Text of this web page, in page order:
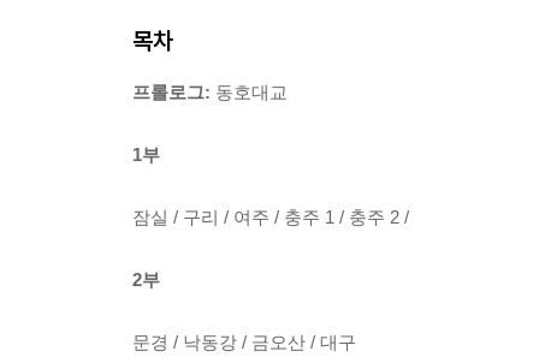
목차
프롤로그: 동호대교
1부
잠실 / 구리 / 여주 / 충주 1 / 충주 2 /
2부
문경 / 낙동강 / 금오산 / 대구